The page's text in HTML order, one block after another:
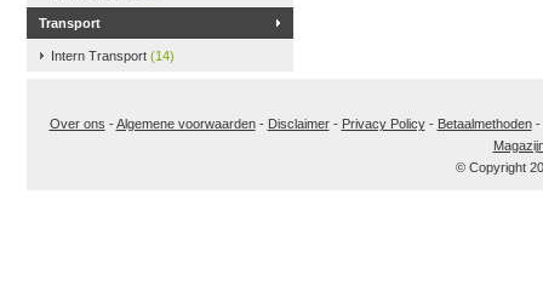
Transport
Intern Transport (14)
Over ons -Algemene voorwaarden- Disclaimer- Privacy Policy- Betaalmethoden-
© Copyright